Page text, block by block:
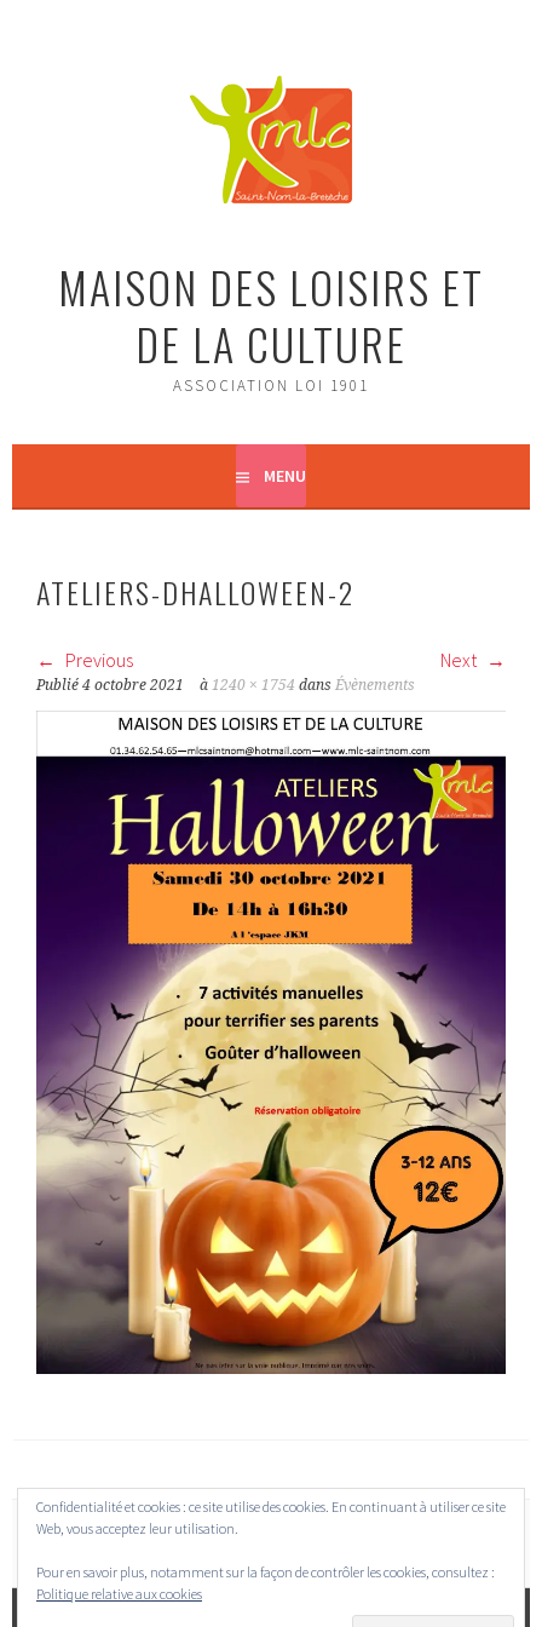
MAISON DES LOISIRS ET
DE LA CULTURE
ASSOCIATION LOI 1901
MENU
ATELIERS-DHALLOWEEN-2
Previous Next
Publié4 octobre 2021 à1240 × 1754 dansÉvènements
Confidentialité et cookies : ce site utilise des cookies. En continuant à utiliser ce site
Web, vous acceptez leur utilisation.
Pour en savoir plus, notamment sur la façon de contrôler les cookies, consultez :
Politique relative aux cookies